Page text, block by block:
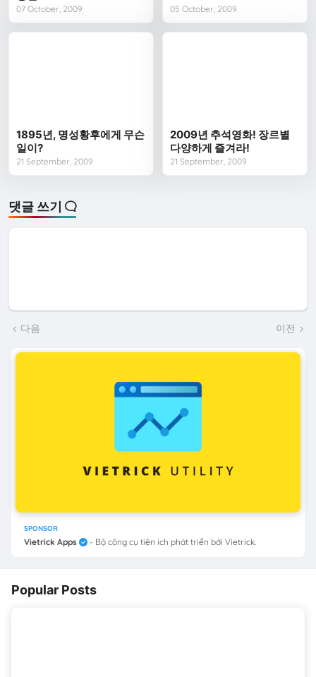
07 October, 2009 05 October, 2009
1895년, 명성황후에게 무슨
일이?
21 September, 2009
2009년 추석영화! 장르별
다양하게 즐겨라!
21 September, 2009
댓글 쓰기
다음 이전
SPONSOR
Vietrick Apps - Bộ công cụ tiện ích phát triển bởi Vietrick.
Popular Posts